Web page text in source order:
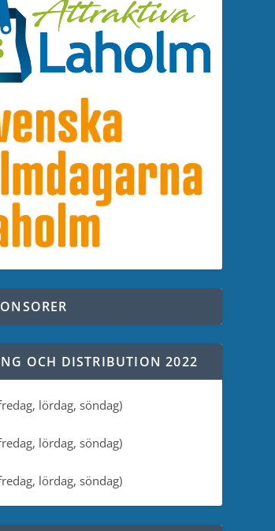
OCH DISTRIBUTION 2022
lördag, söndag)
lördag, söndag)
lördag, söndag)